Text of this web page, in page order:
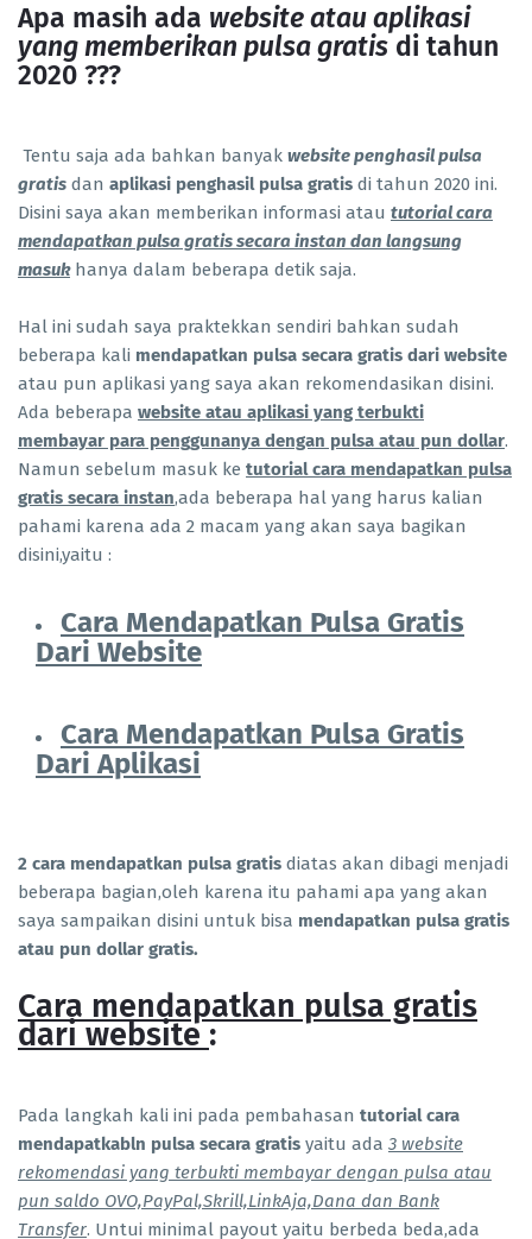
Apa masih ada website atau aplikasi
yang memberikan pulsa gratis di tahun
2020 ???
Tentu saja ada bahkan banyak website penghasil pulsa
gratis dan aplikasi penghasil pulsa gratis di tahun 2020 ini.
Disini saya akan memberikan informasi atau tutorial cara
mendapatkan pulsa gratis secara instan dan langsung
masukhanya dalam beberapa detik saja.
Hal ini sudah saya praktekkan sendiri bahkan sudah
beberapa kali mendapatkan pulsa secara gratis dari website
atau pun aplikasi yang saya akan rekomendasikan disini.
Ada beberapa website atau aplikasi yang terbukti
membayar para penggunanya dengan pulsa atau pun dollar.
Namun sebelum masuk ke tutorial cara mendapatkan pulsa
gratis secara instan,ada beberapa hal yang harus kalian
pahami karena ada 2 macam yang akan saya bagikan
disini,yaitu :
Cara Mendapatkan Pulsa Gratis
Dari Website
Cara Mendapatkan Pulsa Gratis
Dari Aplikasi
2 cara mendapatkan pulsa gratis diatas akan dibagi menjadi
beberapa bagian,oleh karena itu pahami apa yang akan
saya sampaikan disini untuk bisa mendapatkan pulsa gratis
atau pun dollar gratis.
Cara mendapatkan pulsa gratis
dari website :
Pada langkah kali ini pada pembahasan tutorial cara
mendapatkabln pulsa secara gratis yaitu ada 3 website
rekomendasi yang terbukti membayar dengan pulsa atau
pun saldo OVO,PayPal,Skrill,LinkAja,Dana dan Bank
Transfer. Untui minimal payout yaitu berbeda beda,ada